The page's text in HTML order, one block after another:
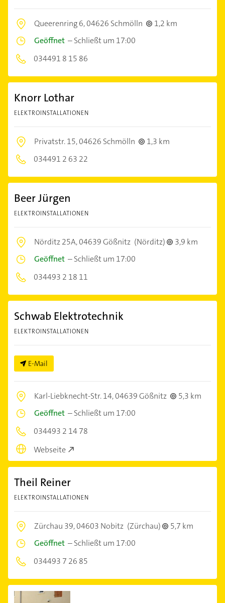
Queerenring 6,04626 Schmölln
1,2 km
Geöffnet –Schließt um 17:00
034491 8 15 86
Knorr Lothar
ELEKTROINSTALLATIONEN
Privatstr. 15,04626 Schmölln
1,3 km
034491 2 63 22
Beer Jürgen
ELEKTROINSTALLATIONEN
Nörditz 25A,04639 Gößnitz (Nörditz)
3,9 km
Geöffnet –Schließt um 17:00
034493 2 18 11
Schwab Elektrotechnik
ELEKTROINSTALLATIONEN
E-Mail
Karl-Liebknecht-Str. 14,04639 Gößnitz
5,3 km
Geöffnet –Schließt um 17:00
034493 2 14 78
Webseite
Theil Reiner
ELEKTROINSTALLATIONEN
Zürchau 39,04603 Nobitz (Zürchau)
5,7 km
Geöffnet –Schließt um 17:00
034493 7 26 85